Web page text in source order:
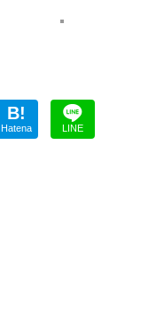
B!
Hatena LINE